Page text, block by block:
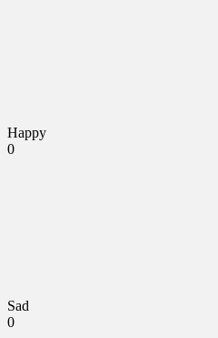
Happy
0
Sad
0